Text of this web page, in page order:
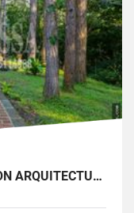
SE VENDE CASA DE MONTAÑA CON ARQUITECTURA ÚNICA EN ALTOS DEL MARIA